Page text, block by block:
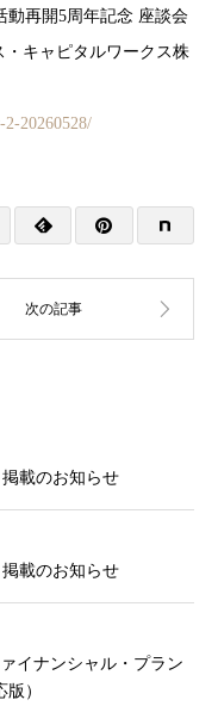
動再開5周年記念 座談会
・キャピタルワークス株
2-20260528/
載のお知らせ
載のお知らせ
イナンシャル・プラン
版）